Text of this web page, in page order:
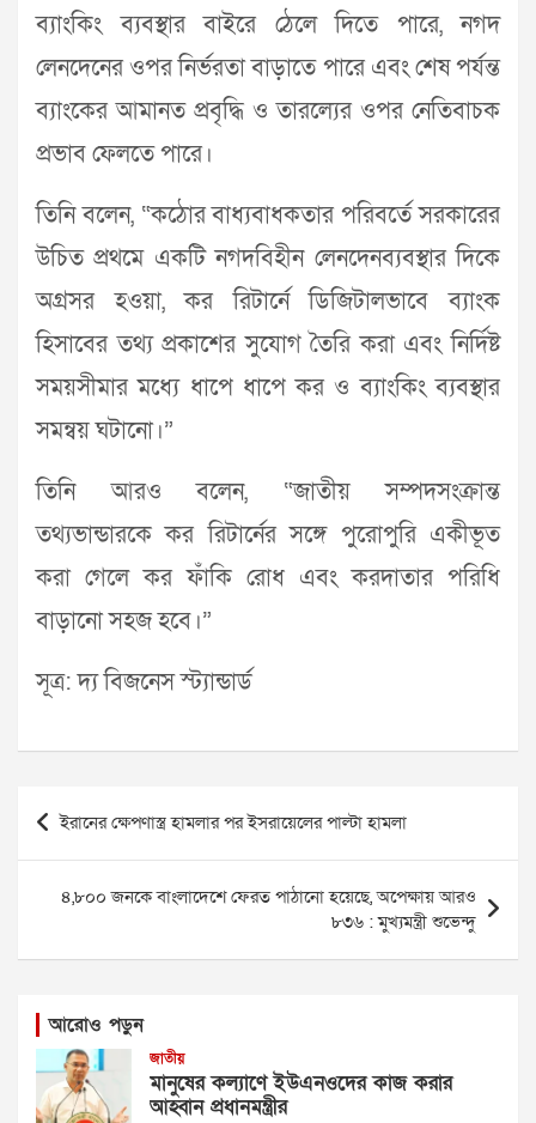
ব্যাংকিং ব্যবস্থার বাইরে ঠেলে দিতে পারে, নগদ
লেনদেনের ওপর নির্ভরতা বাড়াতে পারে এবং শেষ পর্যন্ত
ব্যাংকের আমানত প্রবৃদ্ধি ও তারল্যের ওপর নেতিবাচক
প্রভাব ফেলতে পারে।
তিনি বলেন, “কঠোর বাধ্যবাধকতার পরিবর্তে সরকারের
উচিত প্রথমে একটি নগদবিহীন লেনদেনব্যবস্থার দিকে
অগ্রসর হওয়া, কর রিটার্নে ডিজিটালভাবে ব্যাংক
হিসাবের তথ্য প্রকাশের সুযোগ তৈরি করা এবং নির্দিষ্ট
সময়সীমার মধ্যে ধাপে ধাপে কর ও ব্যাংকিং ব্যবস্থার
সমন্বয় ঘটানো।”
তিনি আরও বলেন, “জাতীয় সম্পদসংক্রান্ত
তথ্যভান্ডারকে কর রিটার্নের সঙ্গে পুরোপুরি একীভূত
করা গেলে কর ফাঁকি রোধ এবং করদাতার পরিধি
বাড়ানো সহজ হবে।”
সূত্র: দ্য বিজনেস স্ট্যান্ডার্ড
Post
navigation
ইরানের ক্ষেপণাস্ত্র হামলার পর ইসরায়েলের পাল্টা হামলা
৪,৮০০ জনকে বাংলাদেশে ফেরত পাঠানো হয়েছে, অপেক্ষায় আরও
৮৩৬ : মুখ্যমন্ত্রী শুভেন্দু
আরোও পড়ুন
জাতীয়
মানুষের কল্যাণে ইউএনওদের কাজ করার
আহ্বান প্রধানমন্ত্রীর